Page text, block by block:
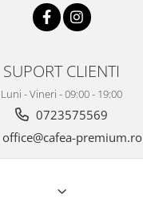
SUPORT CLIENTI
Luni - Vineri - 09:00 - 19:00
0723575569
office@cafea-premium.ro